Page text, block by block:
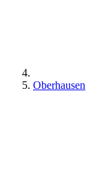
Oberhausen